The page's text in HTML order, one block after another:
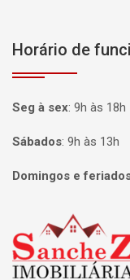
Horário de
Seg à sex: 9h às 18h
Sábados: 9h às 13h
Domingos e
Página inicial